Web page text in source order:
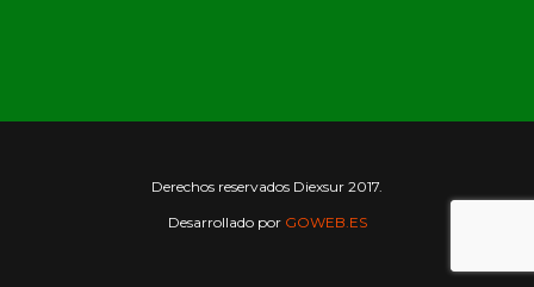
Derechos reservados Diexsur 2017.
Desarrollado por GOWEB.ES